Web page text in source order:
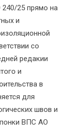
25 прямо на
и
со
редакии
и
в
для
швов и
ВПС АО